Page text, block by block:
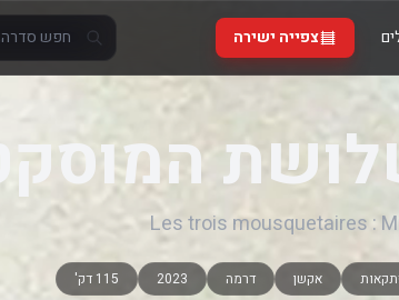
צפייה ישירה
Les trois mousquetaires :
אקשן דרמה 2023 115 דק'